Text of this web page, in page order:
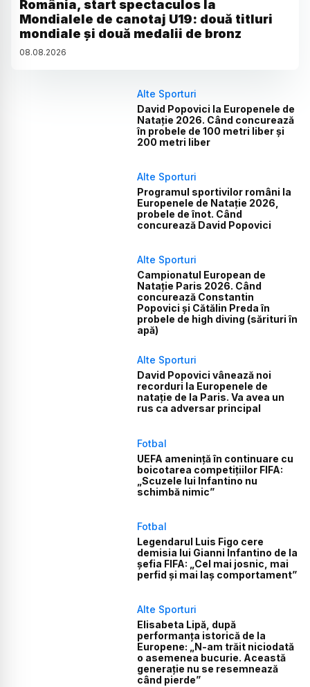
România, start spectaculos la
Mondialele de canotaj U19: două titluri
mondiale și două medalii de bronz
08.08.2026
Alte Sporturi
David Popovici la Europenele de
Natație 2026. Când concurează
în probele de 100 metri liber și
200 metri liber
Alte Sporturi
Programul sportivilor români la
Europenele de Natație 2026,
probele de înot. Când
concurează David Popovici
Alte Sporturi
Campionatul European de
Natație Paris 2026. Când
concurează Constantin
Popovici și Cătălin Preda în
probele de high diving (sărituri în
apă)
Alte Sporturi
David Popovici vânează noi
recorduri la Europenele de
natație de la Paris. Va avea un
rus ca adversar principal
Fotbal
UEFA amenință în continuare cu
boicotarea competițiilor FIFA:
„Scuzele lui Infantino nu
schimbă nimic”
Fotbal
Legendarul Luis Figo cere
demisia lui Gianni Infantino de la
șefia FIFA: „Cel mai josnic, mai
perfid și mai laș comportament”
Alte Sporturi
Elisabeta Lipă, după
performanța istorică de la
Europene: „N-am trăit niciodată
o asemenea bucurie. Această
generație nu se resemnează
când pierde”